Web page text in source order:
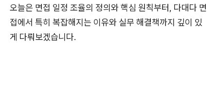
오늘은 면접 일정 조율의 정의와 핵심 원칙부터, 다대다 면
접에서 특히 복잡해지는 이유와 실무 해결책까지 깊이 있
게 다뤄보겠습니다.